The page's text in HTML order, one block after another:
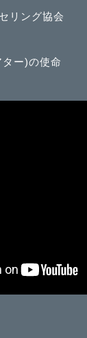
リング協会
ー)の使命